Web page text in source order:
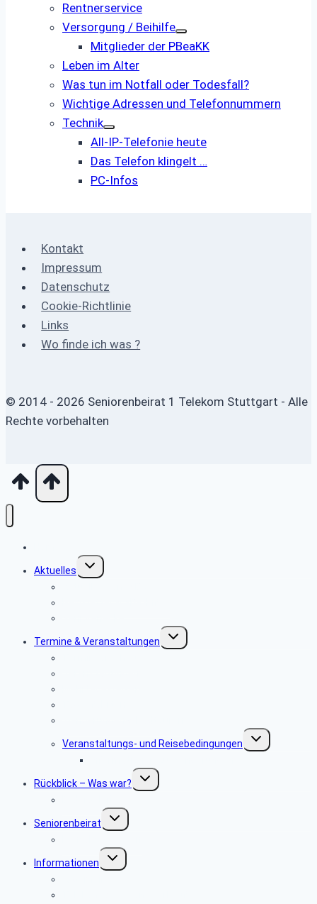
Rentnerservice
Versorgung / Beihilfe
Mitglieder der PBeaKK
Leben im Alter
Was tun im Notfall oder Todesfall?
Wichtige Adressen und Telefonnummern
Technik
All-IP-Telefonie heute
Das Telefon klingelt …
PC-Infos
Kontakt
Impressum
Datenschutz
Cookie-Richtlinie
Links
Wo finde ich was ?
© 2014 - 2026 Seniorenbeirat 1 Telekom Stuttgart - Alle
Rechte vorbehalten
Aktuelles
Untermenü
umschalten
Termine & Veranstaltungen
Untermenü
umschalten
Veranstaltungs- und ­Reisebedingungen
Untermenü
umschalten
Rückblick – Was war?
Untermenü
umschalten
Seniorenbeirat
Untermenü
umschalten
Informationen
Untermenü
umschalten